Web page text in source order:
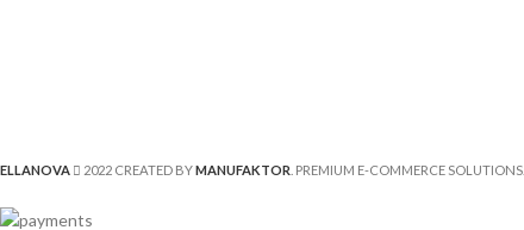
ELLANOVA 2022 CREATED BYMANUFAKTOR . PREMIUM E-COMMERCE SOLUTIONS.